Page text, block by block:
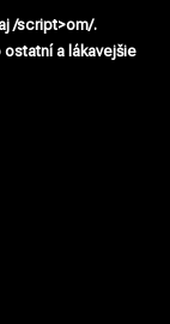
/script>om/.
a lákavejšie